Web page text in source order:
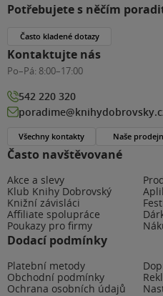
Často navštěvované
Akce a slevy
Klub Knihy Dobrovský
Knižní závisláci
Affiliate spolupráce
Poukazy pro firmy
Dodací podmínky
Platební metody
Obchodní podmínky
Ochrana osobních údajů
Potřebujete s něčím
Často kladené dotazy
Kontaktujte nás
Po–Pá: 8:00–17:00
542 220 320
Všechny kontakty Naše